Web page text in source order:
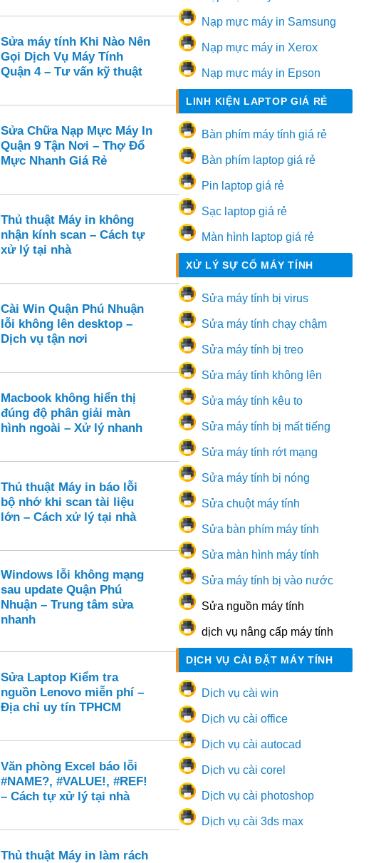
Sửa máy tính Khi Nào Nên
Gọi Dịch Vụ Máy Tính
Quận 4 – Tư vấn kỹ thuật
Sửa Chữa Nạp Mực Máy In
Quận 9 Tận Nơi – Thợ Đổ
Mực Nhanh Giá Rẻ
Thủ thuật Máy in không
nhận kính scan – Cách tự
xử lý tại nhà
Cài Win Quận Phú Nhuận
lỗi không lên desktop –
Dịch vụ tận nơi
Macbook không hiển thị
đúng độ phân giải màn
hình ngoài – Xử lý nhanh
Thủ thuật Máy in báo lỗi
bộ nhớ khi scan tài liệu
lớn – Cách xử lý tại nhà
Windows lỗi không mạng
sau update Quận Phú
Nhuận – Trung tâm sửa
nhanh
Sửa Laptop Kiểm tra
nguồn Lenovo miễn phí –
Địa chỉ uy tín TPHCM
Văn phòng Excel báo lỗi
#NAME?, #VALUE!, #REF!
– Cách tự xử lý tại nhà
Thủ thuật Máy in làm rách
Nạp mực máy in Samsung
Nạp mực máy in Xerox
Nạp mực máy in Epson
LINH KIỆN LAPTOP GIÁ RẺ
Bàn phím máy tính giá rẻ
Bàn phím laptop giá rẻ
Pin laptop giá rẻ
Sạc laptop giá rẻ
Màn hình laptop giá rẻ
XỬ LÝ SỰ CỐ MÁY TÍNH
Sửa máy tính bị virus
Sửa máy tính chạy chậm
Sửa máy tính bị treo
Sửa máy tính không lên
Sửa máy tính kêu to
Sửa máy tính bị mất tiếng
Sửa máy tính rớt mạng
Sửa máy tính bị nóng
Sửa chuột máy tính
Sửa bàn phím máy tính
Sửa màn hình máy tính
Sửa máy tính bị vào nước
Sửa nguồn máy tính
dịch vụ nâng cấp máy tính
DỊCH VỤ CÀI ĐẶT MÁY TÍNH
Dịch vụ cài win
Dịch vụ cài office
Dịch vụ cài autocad
Dịch vụ cài corel
Dịch vụ cài photoshop
Dịch vụ cài 3ds max